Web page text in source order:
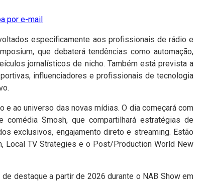
por e-mail
especificamente aos profissionais de rádio e
que debaterá tendências como automação,
jornalísticos de nicho. Também está prevista a
influenciadores e profissionais de tecnologia
ao universo das novas mídias. O dia começará com
Smosh, que compartilhará estratégias de
exclusivos, engajamento direto e streaming. Estão
Local TV Strategies e o Post/Production World New
destaque a partir de 2026 durante o NAB Show em